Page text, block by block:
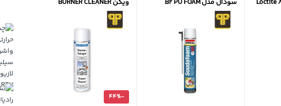
سودال مدل B2 PU FOAM
HANDHELD
ویکن BURNER CLEANER
-
44%